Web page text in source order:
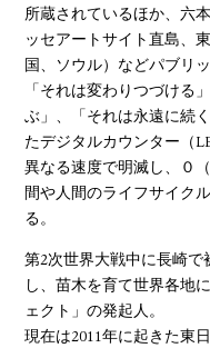
所蔵されているほか、六
ッセアートサイト直島、
国、ソウル）などパブリ
「それは変わりつづける
ぶ」、「それは永遠に続
たデジタルカウンター（
異なる速度で明滅し、０
間や人間のライフサイク
る。
第2次世界大戦中に長崎で
し、苗木を育て世界各地
ェクト」の発起人。
現在は2011年に起きた東